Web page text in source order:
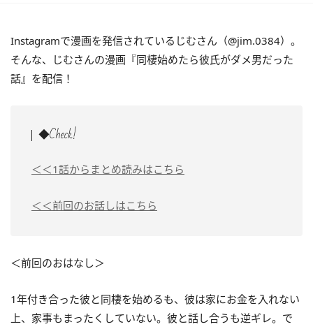
Instagramで漫画を発信されているじむさん（@jim.0384）。
そんな、じむさんの漫画『同棲始めたら彼氏がダメ男だった
話』を配信！
◆Check!
＜＜1話からまとめ読みはこちら
＜＜前回のお話しはこちら
＜前回のおはなし＞
1年付き合った彼と同棲を始めるも、彼は家にお金を入れない
上、家事もまったくしていない。彼と話し合うも逆ギレ。で